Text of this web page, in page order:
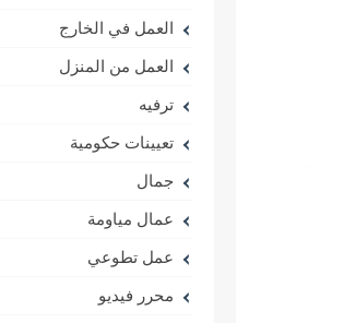
العمل في الخارج
العمل من المنزل
ترفيه
تعيينات حكومية
جمال
عمال مياومة
عمل تطوعي
محرر فيديو